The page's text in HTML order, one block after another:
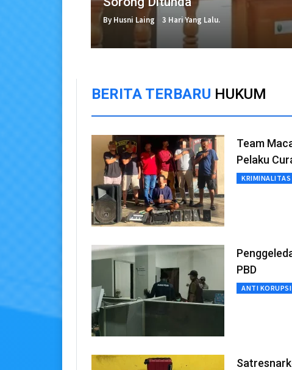
By Husni Laing 3 Hari Yang Lalu.
BERITA TERBARU HUKUM
Team
Pelaku
KRIMINALITAS
PBD
ANTI KORUPSI